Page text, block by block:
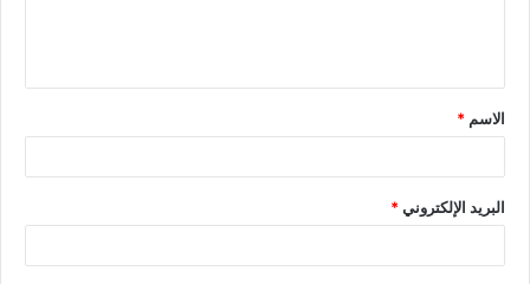
الاسم *
البريد الإلكتروني*